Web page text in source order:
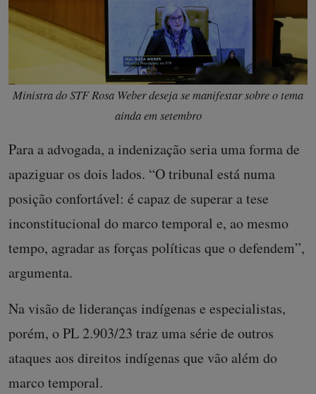
Ministra do STF Rosa Weber deseja se manifestar sobre o tema
ainda em setembro
Para a advogada, a indenização seria uma forma de
apaziguar os dois lados. “O tribunal está numa
posição confortável: é capaz de superar a tese
inconstitucional do marco temporal e, ao mesmo
tempo, agradar as forças políticas que o defendem”,
argumenta.
Na visão de lideranças indígenas e especialistas,
porém, o PL 2.903/23 traz uma série de outros
ataques aos direitos indígenas que vão além do
marco temporal.